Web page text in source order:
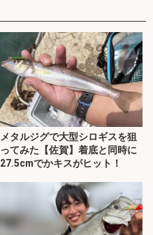
メタルジグで大型シロギスを狙
ってみた【佐賀】着底と同時に
27.5cmでかキスがヒット！